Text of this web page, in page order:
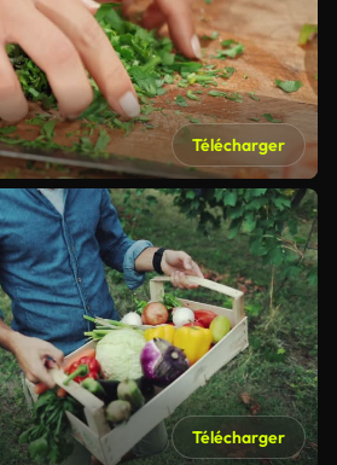
Télécharger
Télécharger